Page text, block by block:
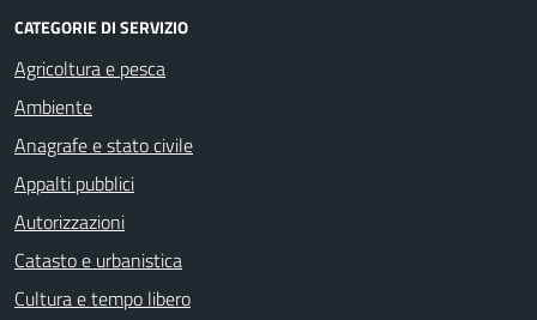
CATEGORIE DI SERVIZIO
Agricoltura e pesca
Ambiente
Anagrafe e stato civile
Appalti pubblici
Autorizzazioni
Catasto e urbanistica
Cultura e tempo libero